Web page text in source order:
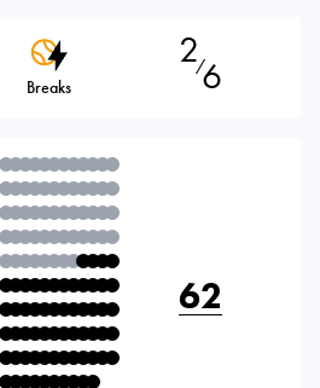
Breaks
2⁄6
62